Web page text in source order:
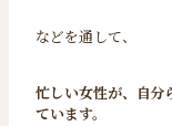
などを通して、
忙しい女性が、自分
ています。